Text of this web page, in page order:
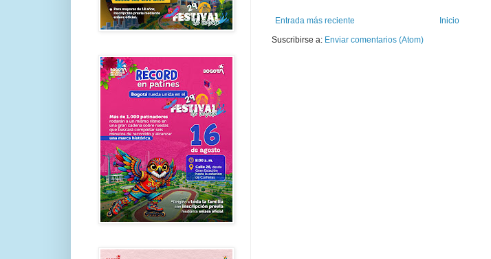
Entrada más reciente
Inicio
Suscribirse a: Enviar comentarios (Atom)